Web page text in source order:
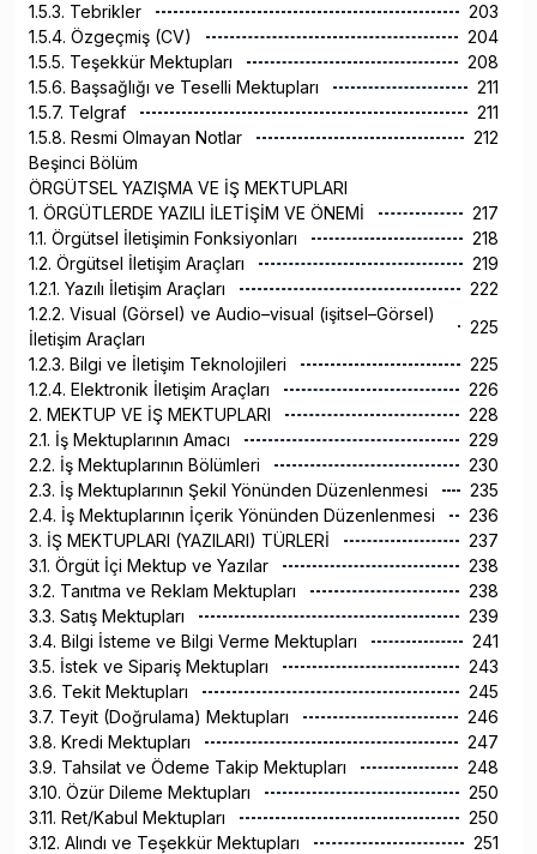
1.5.3. Tebrikler
203
1.5.4. Özgeçmiş (CV)
204
1.5.5. Teşekkür Mektupları
208
1.5.6. Başsağlığı ve Teselli Mektupları
211
1.5.7. Telgraf
211
1.5.8. Resmi Olmayan Notlar
212
Beşinci Bölüm
ÖRGÜTSEL YAZIŞMA VE İŞ MEKTUPLARI
1. ÖRGÜTLERDE YAZILI İLETİŞİM VE ÖNEMİ
217
1.1. Örgütsel İletişimin Fonksiyonları
218
1.2. Örgütsel İletişim Araçları
219
1.2.1. Yazılı İletişim Araçları
222
1.2.2. Visual (Görsel) ve Audio–visual (işitsel–Görsel)
İletişim Araçları
225
1.2.3. Bilgi ve İletişim Teknolojileri
225
1.2.4. Elektronik İletişim Araçları
226
2. MEKTUP VE İŞ MEKTUPLARI
228
2.1. İş Mektuplarının Amacı
229
2.2. İş Mektuplarının Bölümleri
230
2.3. İş Mektuplarının Şekil Yönünden Düzenlenmesi
235
2.4. İş Mektuplarının İçerik Yönünden Düzenlenmesi
236
3. İŞ MEKTUPLARI (YAZILARI) TÜRLERİ
237
3.1. Örgüt İçi Mektup ve Yazılar
238
3.2. Tanıtma ve Reklam Mektupları
238
3.3. Satış Mektupları
239
3.4. Bilgi İsteme ve Bilgi Verme Mektupları
241
3.5. İstek ve Sipariş Mektupları
243
3.6. Tekit Mektupları
245
3.7. Teyit (Doğrulama) Mektupları
246
3.8. Kredi Mektupları
247
3.9. Tahsilat ve Ödeme Takip Mektupları
248
3.10. Özür Dileme Mektupları
250
3.11. Ret/Kabul Mektupları
250
3.12. Alındı ve Teşekkür Mektupları
251